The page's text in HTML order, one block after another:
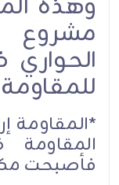
مشروع
للمقاومة في
*المقاومة
فأصبحت